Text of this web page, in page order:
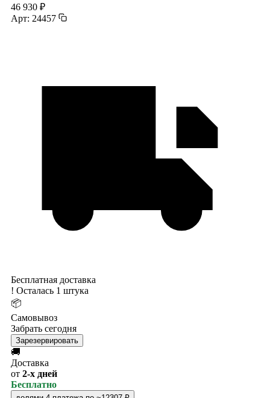
46 930 ₽
Арт: 24457
Бесплатная доставка
! Осталась 1 штука
📦
Самовывоз
Забрать сегодня
Зарезервировать
🚚
Доставка
от 2-х дней
Бесплатно